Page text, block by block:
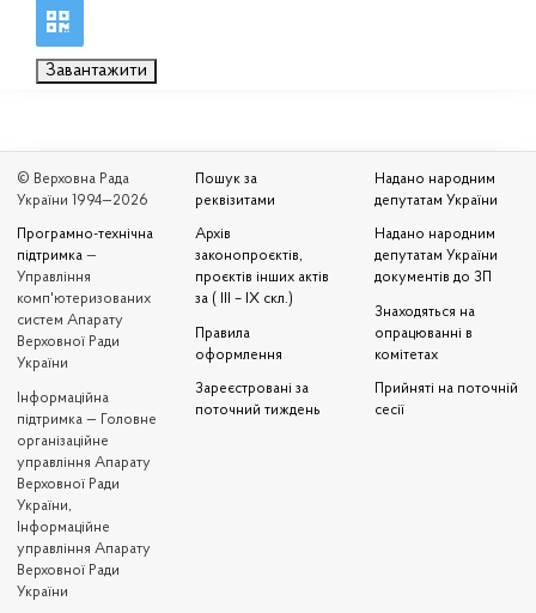
Завантажити
© Верховна Рада
України 1994—2026
Програмно-технічна
підтримка —
Управління
комп'ютеризованих
систем Апарату
Верховної Ради
України
Iнформаційна
підтримка — Головне
організаційне
управління Апарату
Верховної Ради
України,
Інформаційне
управління Апарату
Верховної Ради
України
Пошук за
реквізитами
Архів
законопроєктів,
проєктів інших актів
за ( III – IX скл.)
Правила
оформлення
Зареєстровані за
поточний тиждень
Надано народним
депутатам України
Надано народним
депутатам України
документів до ЗП
Знаходяться на
опрацюванні в
комітетах
Прийняті на поточній
сесії